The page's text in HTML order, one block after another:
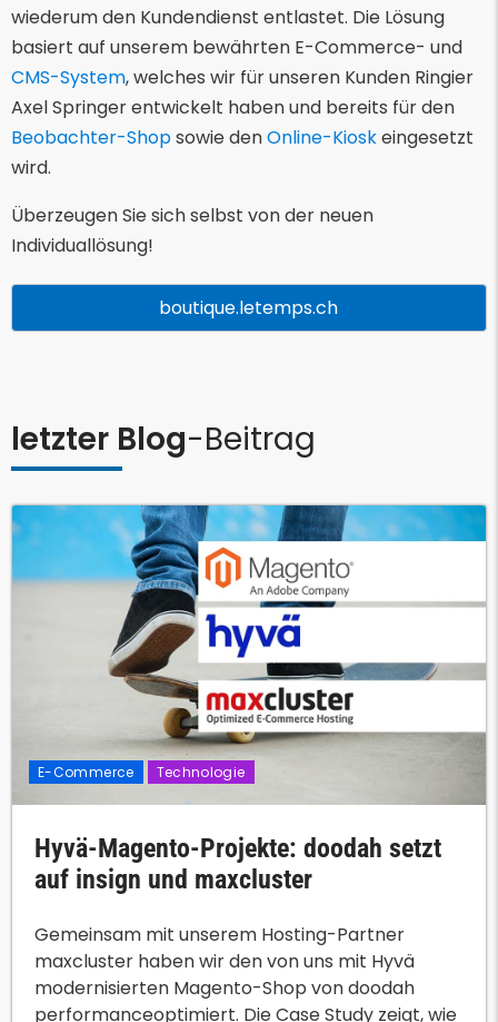
wiederum den Kundendienst entlastet. Die Lösung
basiert auf unserem bewährten E-Commerce- und
CMS-System, welches wir für unseren Kunden Ringier
Axel Springer entwickelt haben und bereits für den
Beobachter-Shopsowie denOnline-Kioskeingesetzt
wird.
Überzeugen Sie sich selbst von der neuen
Individuallösung!
boutique.letemps.ch
letzter Blog-Beitrag
E-Commerce Technologie
Hyvä-Magento-Projekte: doodah setzt
auf insign und maxcluster
Gemeinsam mit unserem Hosting-Partner
maxcluster haben wir den von uns mit Hyvä
modernisierten Magento-Shop von doodah
performanceoptimiert. Die Case Study zeigt, wie